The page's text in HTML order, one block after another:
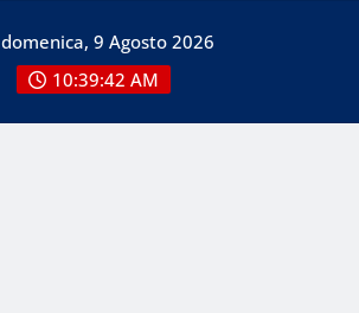
domenica, 9 Agosto 2026
10:39:44 AM